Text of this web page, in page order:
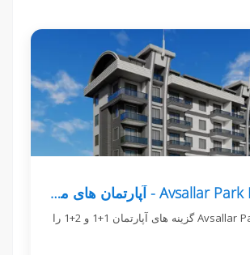
Avsallar Park Residence - آپارتمان های مدرن نزدیک به دریا
Avsallar Park Residence گزینه های آپارتمان 1+1 و 2+1 را